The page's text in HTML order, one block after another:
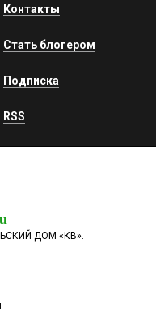
Контакты
Стать блогером
Подписка
RSS
ДОМ «КВ».